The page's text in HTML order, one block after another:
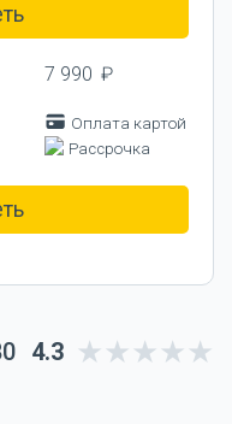
7 990 ₽
Оплата картой
Рассрочка
4.3